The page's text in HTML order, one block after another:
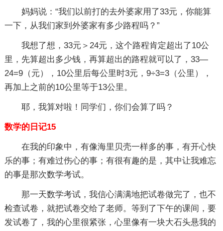
妈妈说：“我们以前打的去外婆家用了33元，你能算
一下，从我们家到外婆家有多少路程吗？”
我想了想，33元＞24元，这个路程肯定超出了10公
里，先算超出多少钱，再算超出的路程就可以了，33—
24=9（元），10公里后每公里时3元，9÷3=3（公里），
再加上之前的10公里等于13公里。
耶，我算对啦！同学们，你们会算了吗？
数学的日记15
在我的印象中，有像海里贝壳一样多的事，有开心快
乐的事；有难过伤心的事；有很有趣的是，其中让我难忘
的事是那次数学考试。
那一天数学考试，我信心满满地把试卷做完了，也不
检查试卷，就把试卷交给了老师。等到了下午的课间，要
发试卷了，我的心里很紧张，心里像有一块大石头悬我的